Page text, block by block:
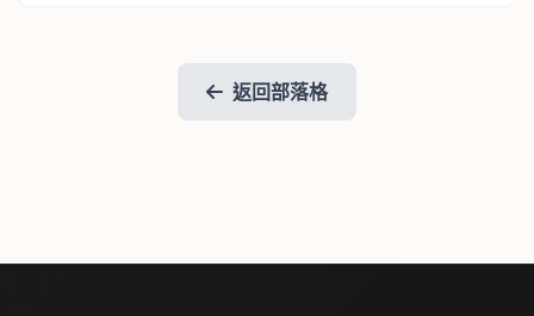
返回部落格